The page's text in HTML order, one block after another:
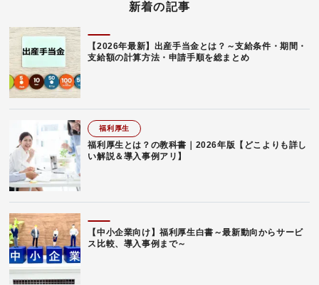
新着の記事
【2026年最新】出産手当金とは？～支給条件・期間・
支給額の計算方法・申請手順を総まとめ
福利厚生
福利厚生とは？の教科書｜2026年版【どこよりも詳し
い解説＆導入事例アリ】
【中小企業向け】福利厚生白書～最新動向からサービ
ス比較、導入事例まで～